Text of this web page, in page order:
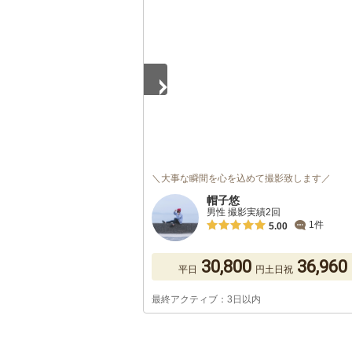
＼大事な瞬間を心を込めて撮影致します／
帽子悠
男性 撮影実績2回
5.00
1件
平日 30,800 円土日祝 36,960
最終アクティブ：3日以内